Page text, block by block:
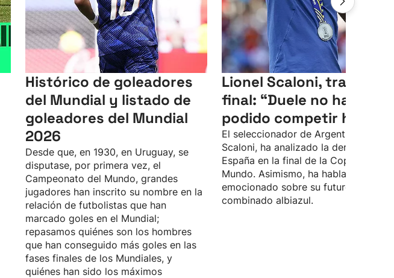
Histórico de goleadores
del Mundial y listado de
goleadores del Mundial
2026
Desde que, en 1930, en Uruguay, se
disputase, por primera vez, el
Campeonato del Mundo, grandes
jugadores han inscrito su nombre en la
relación de futbolistas que han
marcado goles en el Mundial;
repasamos quiénes son los hombres
que han conseguido más goles en las
fases finales de los Mundiales, y
quiénes han sido los máximos
Lionel Scaloni, tras la
final: “Duele no haber
podido competir hoy”
El seleccionador de Argentina, Lionel
Scaloni, ha analizado la derrota ante
España en la final de la Copa del
Mundo. Asimismo, ha hablado
emocionado sobre su futuro en el
combinado albiazul.